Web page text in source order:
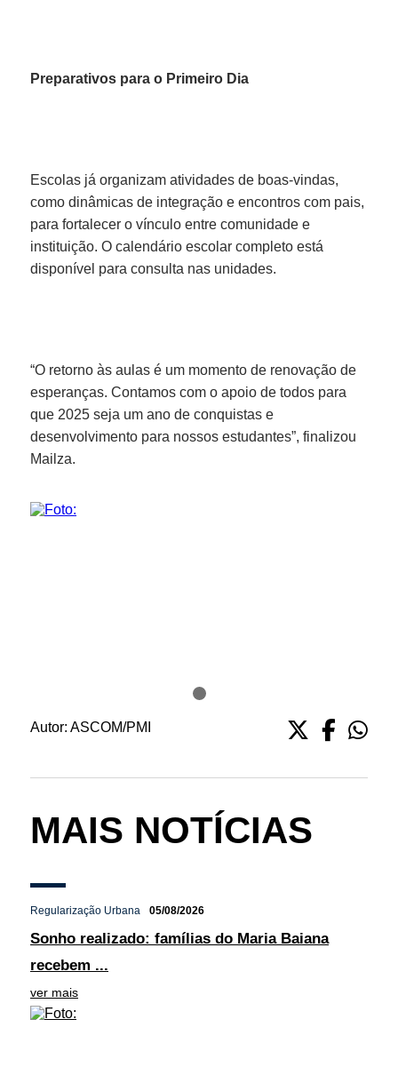
Preparativos para o Primeiro Dia
Escolas já organizam atividades de boas-vindas,
como dinâmicas de integração e encontros com pais,
para fortalecer o vínculo entre comunidade e
instituição. O calendário escolar completo está
disponível para consulta nas unidades.
“O retorno às aulas é um momento de renovação de
esperanças. Contamos com o apoio de todos para
que 2025 seja um ano de conquistas e
desenvolvimento para nossos estudantes”, finalizou
Mailza.
Autor: ASCOM/PMI
MAIS NOTÍCIAS
Regularização Urbana 05/08/2026
Sonho realizado: famílias do Maria Baiana
recebem ...
ver mais